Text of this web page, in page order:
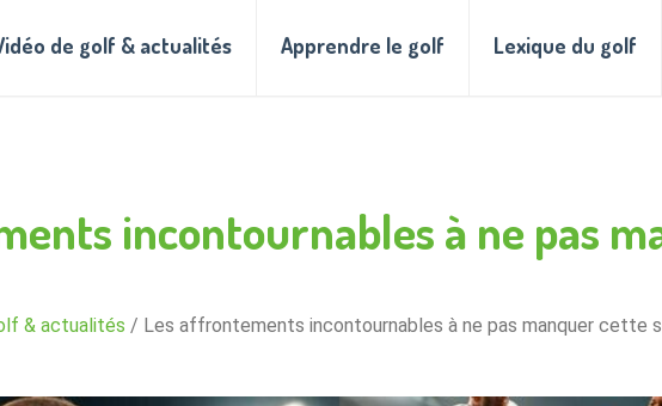
de golf & actualités Apprendre le golf Lexique du golf
incontournables à ne pas
& actualités / Les affrontements incontournables à ne pas manquer cette